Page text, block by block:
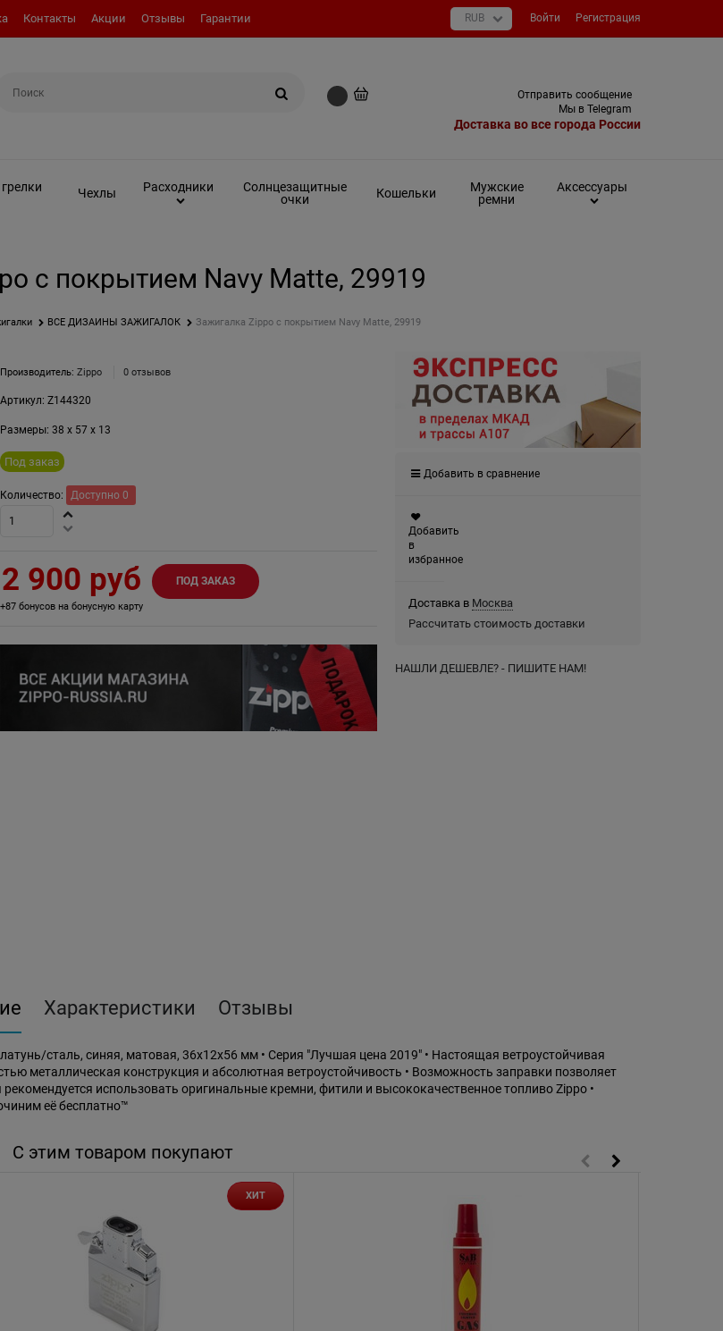
Контакты Акции Отзывы Гарантии Войти Регистрация
Отправить сообщение
Мы в Telegram
Доставка во все города России
Чехлы Расходники
Солнцезащитные
очки
Кошельки
Мужские
ремни
Аксессуары
с покрытием Navy Matte, 29919
ВСЕ ДИЗАЙНЫ ЗАЖИГАЛОК Зажигалка Zippo с покрытием Navy Matte, 29919
Производитель: Zippo 0 отзывов
Артикул: Z144320
Размеры: 38 x 57x 13
Под заказ
Количество: Доступно 0
2 900 руб
+87 бонусов на бонусную карту
ПОД ЗАКАЗ
Добавить в сравнение
Добавить
в
избранное
Доставка в Москва
Рассчитать стоимость доставки
НАШЛИ ДЕШЕВЛЕ? - ПИШИТЕ НАМ!
Характеристики Отзывы
сталь, синяя, матовая, 36x12x56 мм • Серия "Лучшая цена 2019" • Настоящая ветроустойчивая
металлическая конструкция и абсолютная ветроустойчивость • Возможность заправки позволяет
использовать оригинальные кремни, фитили и высококачественное топливо Zippo •
её бесплатно™
С этим товаром покупают
ХИТ